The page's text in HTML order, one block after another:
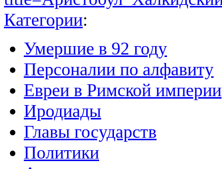
Категории:
Умершие в 92 году
Персоналии по алфавиту
Евреи в Римской империи
Иродиады
Главы государств
Политики